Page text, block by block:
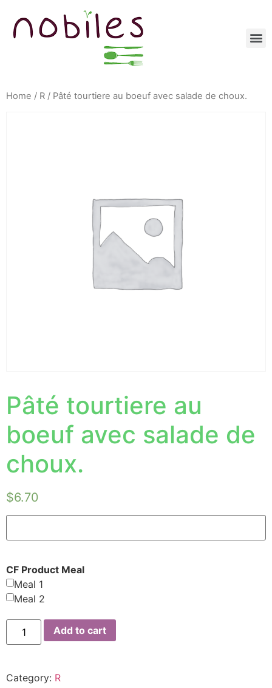
Home / R / Pâté tourtiere au boeuf avec salade de choux.
Pâté tourtiere au
boeuf avec salade de
choux.
$6.70
CF Product Meal
Meal 1
Meal 2
Add to cart
Category: R